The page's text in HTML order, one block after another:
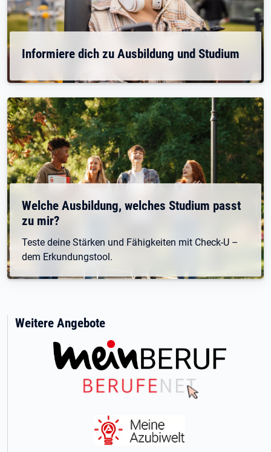
Informiere dich zu Ausbildung und Studium
Welche Ausbildung, welches Studium passt
zu mir?
Teste deine Stärken und Fähigkeiten mit Check-U –
dem Erkundungstool.
Weitere Angebote